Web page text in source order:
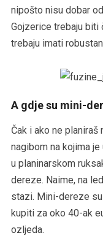
nipošto nisu dobar
Gojzerice trebaju
trebaju imati
A gdje su mini-
Čak i ako ne
nagibom na kojima
u planinarskom
dereze. Naime, na
stazi. Mini-dereze
kupiti za oko 40-ak
ozljeda.